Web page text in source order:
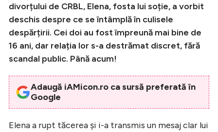
Intră în cont
divorțului de CRBL, Elena, fosta lui soție, a vorbit
deschis despre ce se întâmplă în culisele
despărțirii. Cei doi au fost împreună mai bine de
16 ani, dar relația lor s-a destrămat discret, fără
scandal public. Până acum!
Adaugă iAMicon.ro ca sursă preferată în
Google
Elena a rupt tăcerea și i-a transmis un mesaj clar lui